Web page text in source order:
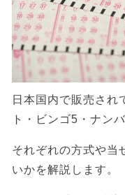
日本国内で販売され
ト・ビンゴ5・ナン
それぞれの方式や当
いかを解説します。